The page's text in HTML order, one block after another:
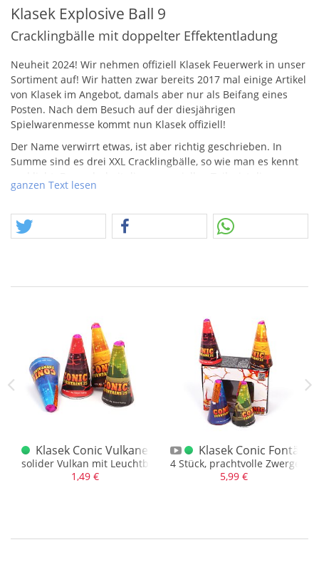
Klasek Explosive Ball 9
Cracklingbälle mit doppelter Effektentladung
Neuheit 2024! Wir nehmen offiziell Klasek Feuerwerk in unser
Sortiment auf! Wir hatten zwar bereits 2017 mal einige Artikel
von Klasek im Angebot, damals aber nur als Beifang eines
Posten. Nach dem Besuch auf der diesjährigen
Spielwarenmesse kommt nun Klasek offiziell!
Der Name verwirrt etwas, ist aber richtig geschrieben. In
Summe sind es drei XXL Cracklingbälle, so wie man es kennt
Crackling-Doppelentladung!
ganzen Text lesen
Klasek Conic Vulkane XL bunt
solider Vulkan mit Leuchtbasis und Silbereffekt.
1,49 €
Klasek Conic
4 Stück, prachtvolle Zwerge...
5,99 €